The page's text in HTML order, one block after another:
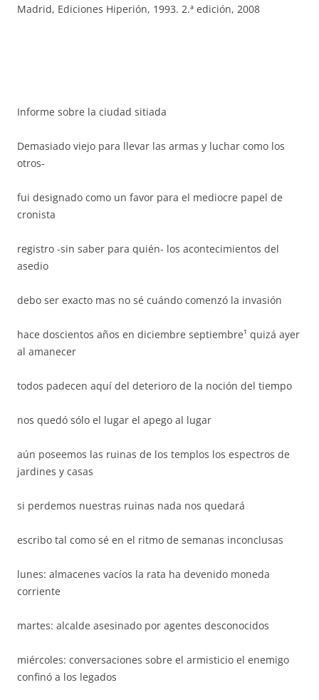
Madrid, Ediciones Hiperión, 1993. 2.ª edición, 2008
Informe sobre la ciudad sitiada
Demasiado viejo para llevar las armas y luchar como los
otros-
fui designado como un favor para el mediocre papel de
cronista
registro -sin saber para quién- los acontecimientos del
asedio
debo ser exacto mas no sé cuándo comenzó la invasión
hace doscientos años en diciembre septiembre¹ quizá ayer
al amanecer
todos padecen aquí del deterioro de la noción del tiempo
nos quedó sólo el lugar el apego al lugar
aún poseemos las ruinas de los templos los espectros de
jardines y casas
si perdemos nuestras ruinas nada nos quedará
escribo tal como sé en el ritmo de semanas inconclusas
lunes: almacenes vacíos la rata ha devenido moneda
corriente
martes: alcalde asesinado por agentes desconocidos
miércoles: conversaciones sobre el armisticio el enemigo
confinó a los legados